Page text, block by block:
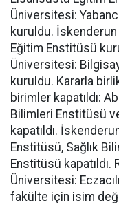
Üniversitesi:
kuruldu.
Eğitim Enstitüsü
Üniversitesi:
kuruldu. Kararla
birimler kapatıldı:
Bilimleri Enstitüsü
kapatıldı.
Enstitüsü, Sağlık
Enstitüsü kapatıldı.
Üniversitesi:
fakülte için isim